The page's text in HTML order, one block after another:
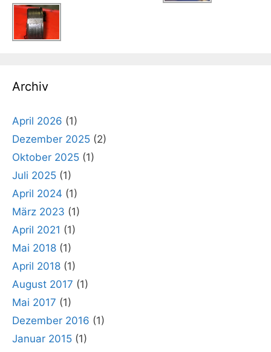
Archiv
April 2026 (1)
Dezember 2025 (2)
Oktober 2025 (1)
Juli 2025 (1)
April 2024 (1)
März 2023 (1)
April 2021 (1)
Mai 2018 (1)
April 2018 (1)
August 2017 (1)
Mai 2017 (1)
Dezember 2016 (1)
Januar 2015 (1)